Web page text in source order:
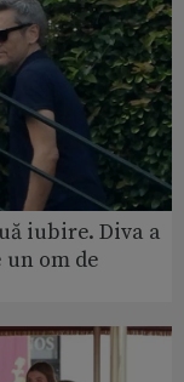
iubire. Diva a
om de